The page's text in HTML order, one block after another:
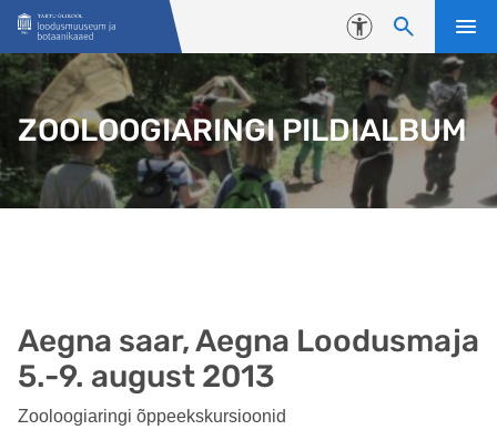
Liigu edasi põhisisu juurde
Juurdepääsetavus
ZOOLOOGIARINGI PILDIALBUM
Aegna saar, Aegna Loodusmaja
5.-9. august 2013
Zooloogiaringi õppeekskursioonid